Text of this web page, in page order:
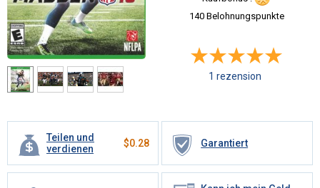
Teilen und
verdienen
$0.28 Garantiert
140 Belohnungspunkte
1 rezension